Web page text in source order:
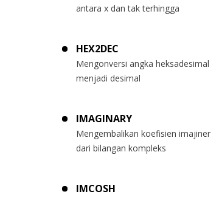
antara x dan tak terhingga
HEX2DEC
Mengonversi angka heksadesimal
menjadi desimal
IMAGINARY
Mengembalikan koefisien imajiner
dari bilangan kompleks
IMCOSH